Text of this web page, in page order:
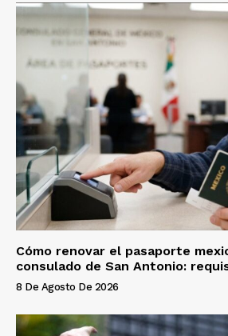
Cómo renovar el pasaporte
consulado de San Antonio:
8 De Agosto De 2026